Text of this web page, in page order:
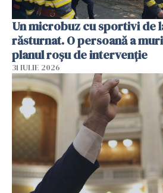
Un microbuz cu sportivi de
răsturnat. O persoană a
planul roșu de intervenție
31 IULIE 2026